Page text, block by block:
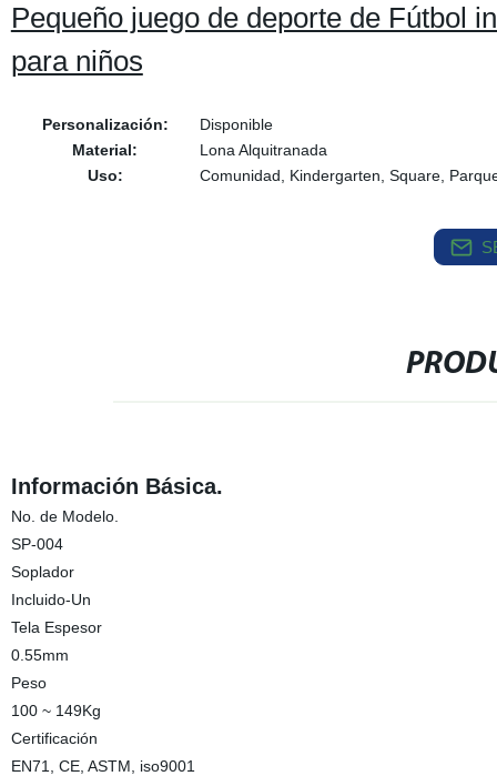
Pequeño juego de deporte de Fútbol
para niños
Personalización:
Disponible
Material:
Lona Alquitranada
Uso:
Comunidad, Kindergarten, Square,
Información Básica.
No. de Modelo.
SP-004
Soplador
Incluido-Un
Tela Espesor
0.55mm
Peso
100 ~ 149Kg
Certificación
EN71, CE, ASTM, iso9001